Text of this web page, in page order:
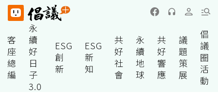
客
座
總
編
永
續
好
日
子
3.0
ESG
創
新
ESG
新
知
共
好
社
會
永
續
地
球
共
好
響
應
議
題
策
展
倡
議
圈
活
動